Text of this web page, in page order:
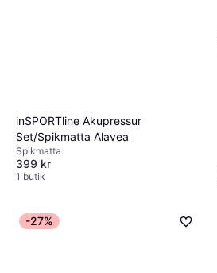
inSPORTline Akupressur
Set/Spikmatta Alavea
Spikmatta
399 kr
1 butik
-27%